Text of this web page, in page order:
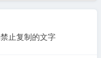
止复制的文字